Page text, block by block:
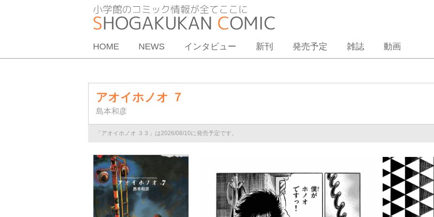
HOME NEWS インタビュー 新刊 発売予定 雑誌 動画
アオイホノオ ７
島本和彦
「アオイホノオ ３３」は2026/08/10に発売予定です。